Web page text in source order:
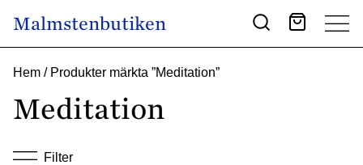
Main Navigation
Malmstenbutiken
Hem / Produkter märkta ”Meditation”
Meditation
Filter